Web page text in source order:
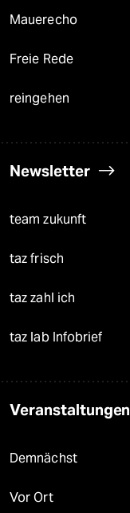
Mauerecho
Freie Rede
reingehen
Newsletter
team zukunft
taz frisch
taz zahl ich
taz lab Infobrief
Veranstaltungen
Demnächst
Vor Ort